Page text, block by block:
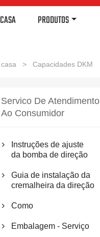
CASA PRODUTOS
casa > Capacidades DKM
Servico De Atendimento
Ao Consumidor

Instruções de ajuste
da bomba de direção

Guia de instalação da
cremalheira da direção
 Como
 Embalagem - Serviço